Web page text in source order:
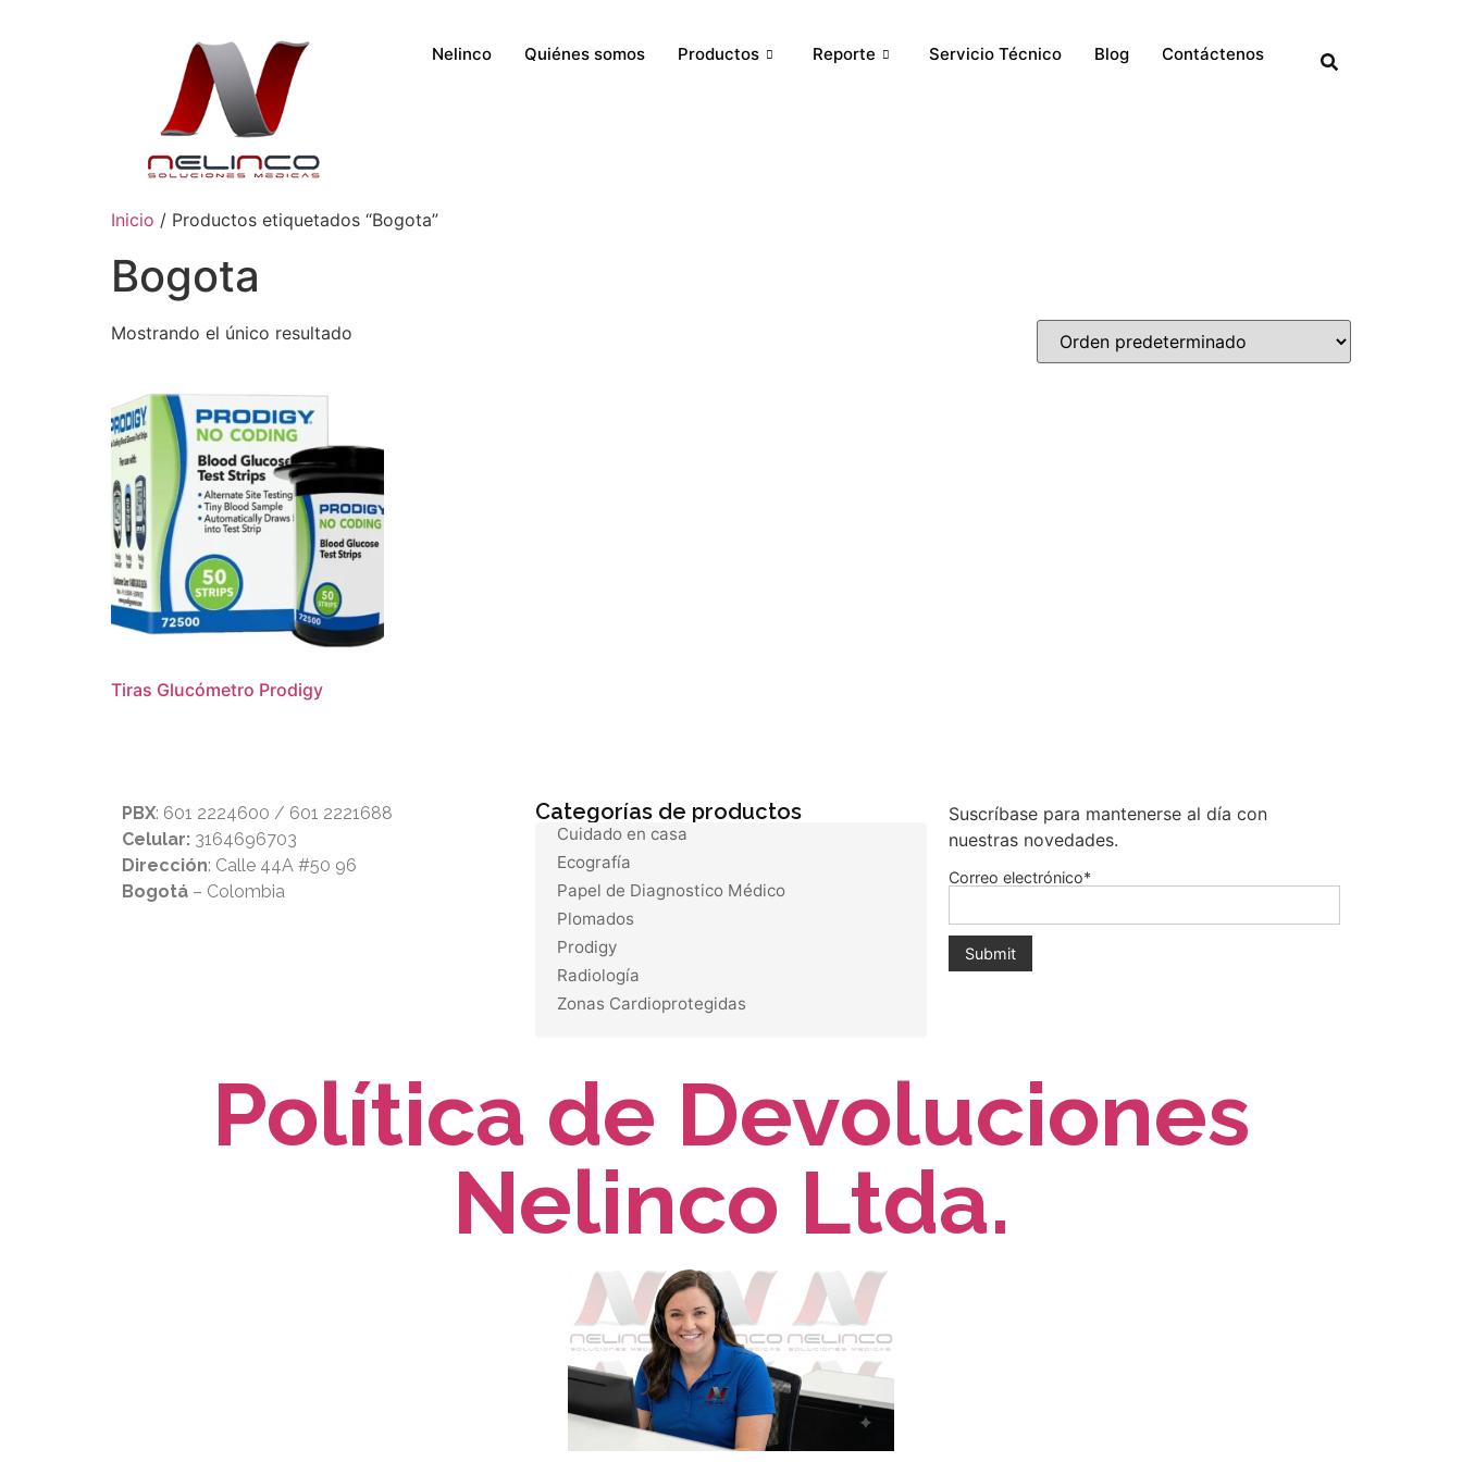
Nelinco Quiénes somos Productos Reporte Servicio Técnico Blog Contáctenos
Inicio / Productos etiquetados “Bogota”
Bogota
Mostrando el único resultado
Tiras Glucómetro Prodigy
PBX: 601 2224600 / 601 2221688
Celular: 3164696703
Dirección: Calle 44A #50 96
Bogotá – Colombia
Categorías de productos
Cuidado en casa
Ecografía
Papel de Diagnostico Médico
Plomados
Prodigy
Radiología
Zonas Cardioprotegidas
Suscríbase para mantenerse al día con
nuestras novedades.
Correo electrónico*
Política de Devoluciones
Nelinco Ltda.